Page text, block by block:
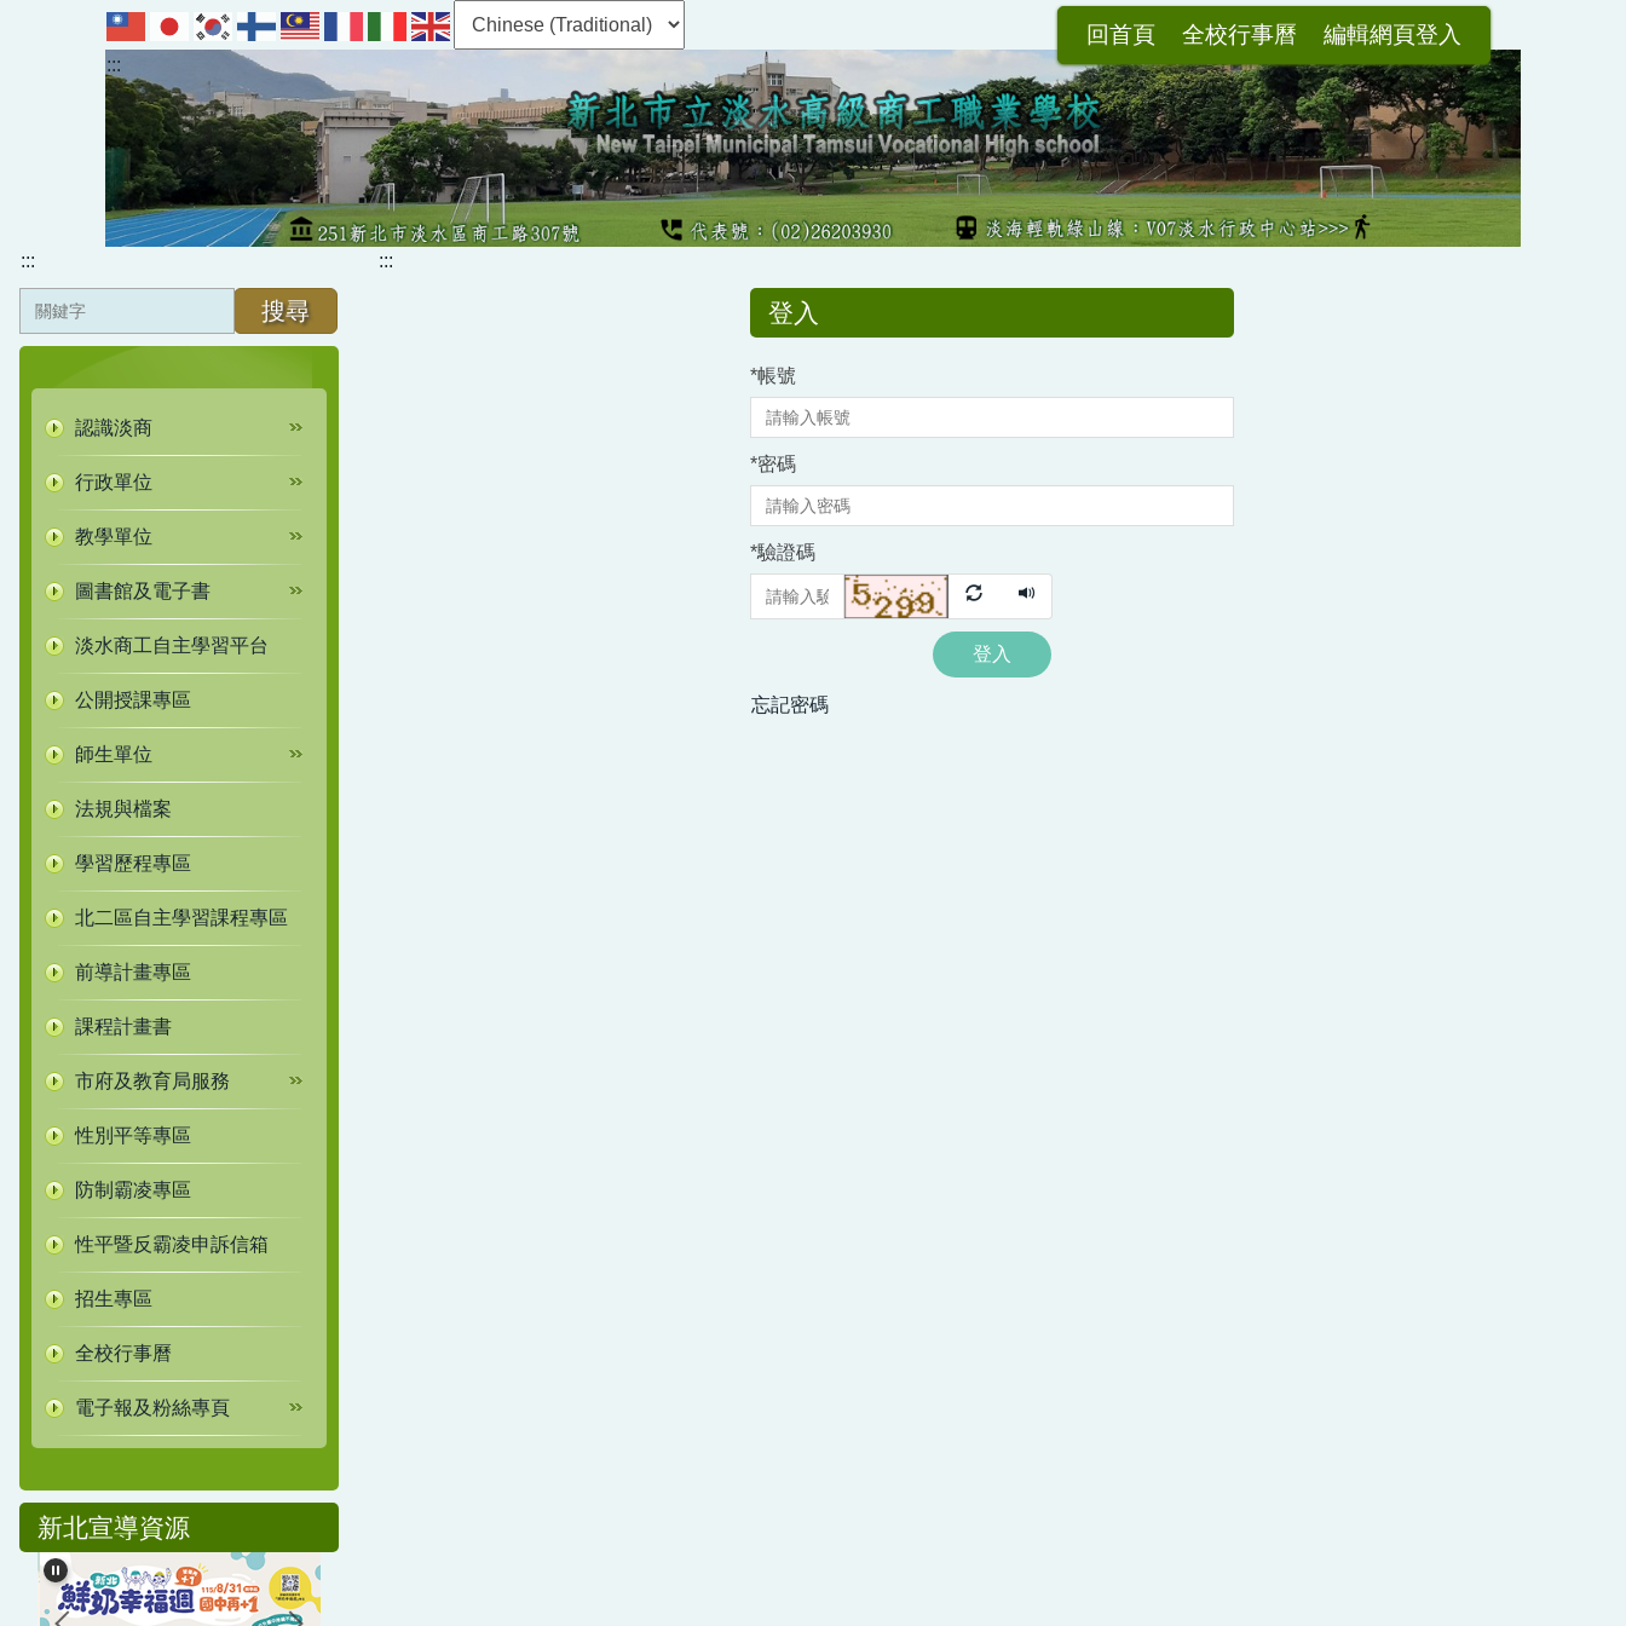
:::
回首頁 全校行事曆 編輯網頁登入
:::
搜尋
認識淡商
行政單位
教學單位
圖書館及電子書
淡水商工自主學習平台
公開授課專區
師生單位
法規與檔案
學習歷程專區
北二區自主學習課程專區
前導計畫專區
課程計畫書
市府及教育局服務
性別平等專區
防制霸凌專區
性平暨反霸凌申訴信箱
招生專區
全校行事曆
電子報及粉絲專頁
新北宣導資源
:::
登入
*帳號
*密碼
*驗證碼
登入
忘記密碼